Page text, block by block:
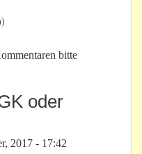
Akkord in Moll!
bitte
oder
2017 - 17:42